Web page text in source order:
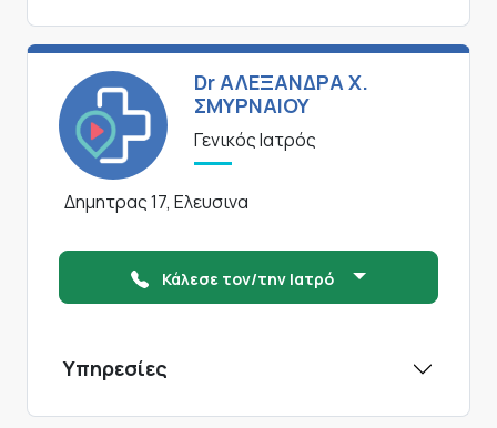
Dr ΑΛΕΞΑΝΔΡΑ Χ.
ΣΜΥΡΝΑΙΟΥ
Γενικός Ιατρός
Δημητρας 17, Ελευσινα
Κάλεσε τον/την Ιατρό
Υπηρεσίες